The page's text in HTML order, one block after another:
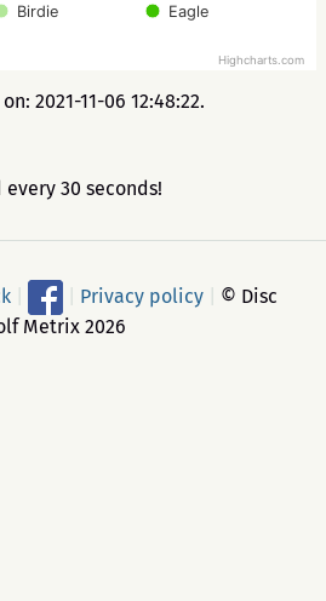
Birdie
Eagle
Highcharts.com
2021-11-06 12:48:22.
30 seconds!
Privacy policy
© Disc
Metrix 2026